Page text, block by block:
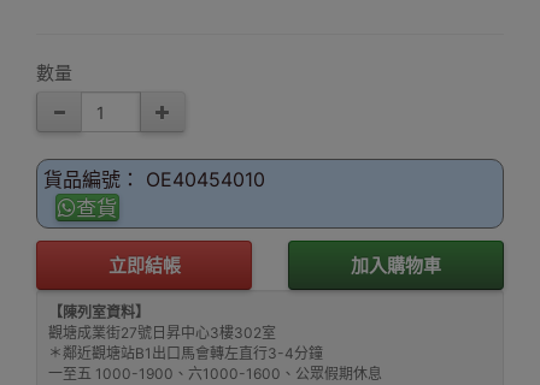
數量
貨品編號： OE40454010
查貨
立即結帳 加入購物車
【陳列室資料】
觀塘成業街27號日昇中心3樓302室
＊鄰近觀塘站B1出口馬會轉左直行3-4分鐘
一至五 1000-1900、六1000-1600、公眾假期休息